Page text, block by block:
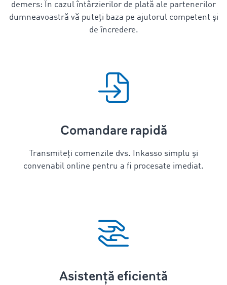
demers: În cazul întârzierilor de plată ale partenerilor
dumneavoastră vă puteți baza pe ajutorul competent și
de încredere.
Comandare rapidă
Transmiteți comenzile dvs. Inkasso simplu și
convenabil online pentru a fi procesate imediat.
Asistență eficientă